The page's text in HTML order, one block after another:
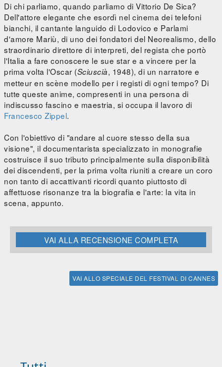
Di chi parliamo, quando parliamo di Vittorio De Sica?
Dell'attore elegante che esordì nel cinema dei telefoni
bianchi, il cantante languido di Lodovico e Parlami
d'amore Mariù, di uno dei fondatori del Neorealismo, dello
straordinario direttore di interpreti, del regista che portò
l'Italia a fare conoscere le sue star e a vincere per la
prima volta l'Oscar (Sciuscià, 1948), di un narratore e
metteur en scène modello per i registi di ogni tempo? Di
tutte queste anime, compresenti in una persona di
indiscusso fascino e maestria, si occupa il lavoro di
Francesco Zippel.
Con l'obiettivo di "andare al cuore stesso della sua
visione", il documentarista specializzato in monografie
costruisce il suo tributo principalmente sulla disponibilità
dei discendenti, per la prima volta riuniti a creare un coro
non tanto di accattivanti ricordi quanto piuttosto di
affettuose risonanze tra la biografia e l'arte: la vita in
scena, appunto.
VAI ALLA RECENSIONE COMPLETA
VAI ALLO SPECIALE DEL FESTIVAL DI CANNES